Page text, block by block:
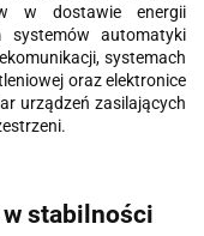
w dostawie energii
systemów automatyki
systemach
oraz elektronice
urządzeń zasilających
w stabilności